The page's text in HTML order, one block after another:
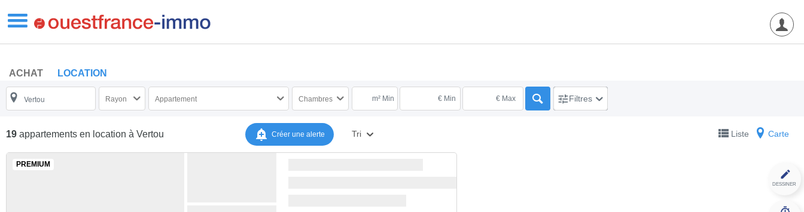
ACHAT LOCATION
Rayon Appartement Chambres m² Min € Min € Max Filtres
Créer une alerte
19 appartements en location à Vertou Tri Liste Carte
DESSINER
PREMIUM